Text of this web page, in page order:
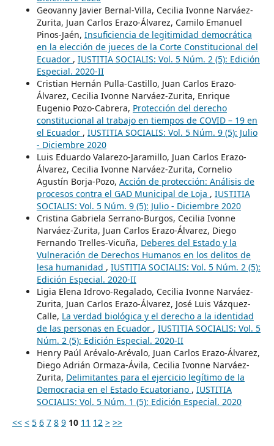
Geovanny Javier Bernal-Villa, Cecilia Ivonne Narváez-
Zurita, Juan Carlos Erazo-Álvarez, Camilo Emanuel
Pinos-Jaén, Insuficiencia de legitimidad democrática
en la elección de jueces de la Corte Constitucional del
Ecuador , IUSTITIA SOCIALIS: Vol. 5 Núm. 2 (5): Edición
Especial. 2020-II
Cristian Hernán Pulla-Castillo, Juan Carlos Erazo-
Álvarez, Cecilia Ivonne Narváez-Zurita, Enrique
Eugenio Pozo-Cabrera, Protección del derecho
constitucional al trabajo en tiempos de COVID – 19 en
el Ecuador , IUSTITIA SOCIALIS: Vol. 5 Núm. 9 (5): Julio
- Diciembre 2020
Luis Eduardo Valarezo-Jaramillo, Juan Carlos Erazo-
Álvarez, Cecilia Ivonne Narváez-Zurita, Cornelio
Agustín Borja-Pozo, Acción de protección: Análisis de
procesos contra el GAD Municipal de Loja , IUSTITIA
SOCIALIS: Vol. 5 Núm. 9 (5): Julio - Diciembre 2020
Cristina Gabriela Serrano-Burgos, Cecilia Ivonne
Narváez-Zurita, Juan Carlos Erazo-Álvarez, Diego
Fernando Trelles-Vicuña, Deberes del Estado y la
Vulneración de Derechos Humanos en los delitos de
lesa humanidad , IUSTITIA SOCIALIS: Vol. 5 Núm. 2 (5):
Edición Especial. 2020-II
Ligia Elena Idrovo-Regalado, Cecilia Ivonne Narváez-
Zurita, Juan Carlos Erazo-Álvarez, José Luis Vázquez-
Calle, La verdad biológica y el derecho a la identidad
de las personas en Ecuador , IUSTITIA SOCIALIS: Vol. 5
Núm. 2 (5): Edición Especial. 2020-II
Henry Paúl Arévalo-Arévalo, Juan Carlos Erazo-Álvarez,
Diego Adrián Ormaza-Ávila, Cecilia Ivonne Narváez-
Zurita, Delimitantes para el ejercicio legítimo de la
Democracia en el Estado Ecuatoriano , IUSTITIA
SOCIALIS: Vol. 5 Núm. 1 (5): Edición Especial. 2020
<< < 5 6 7 8 9 10 11 12 > >>